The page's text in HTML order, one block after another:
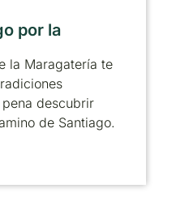
por la
la Maragatería te
descubrir
de Santiago.